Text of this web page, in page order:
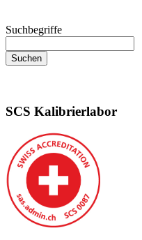
Suchbegriffe
SCS Kalibrierlabor